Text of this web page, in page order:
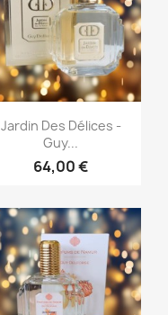
Aperçu rapide
Jardin Des Délices -
Guy...
64,00 €